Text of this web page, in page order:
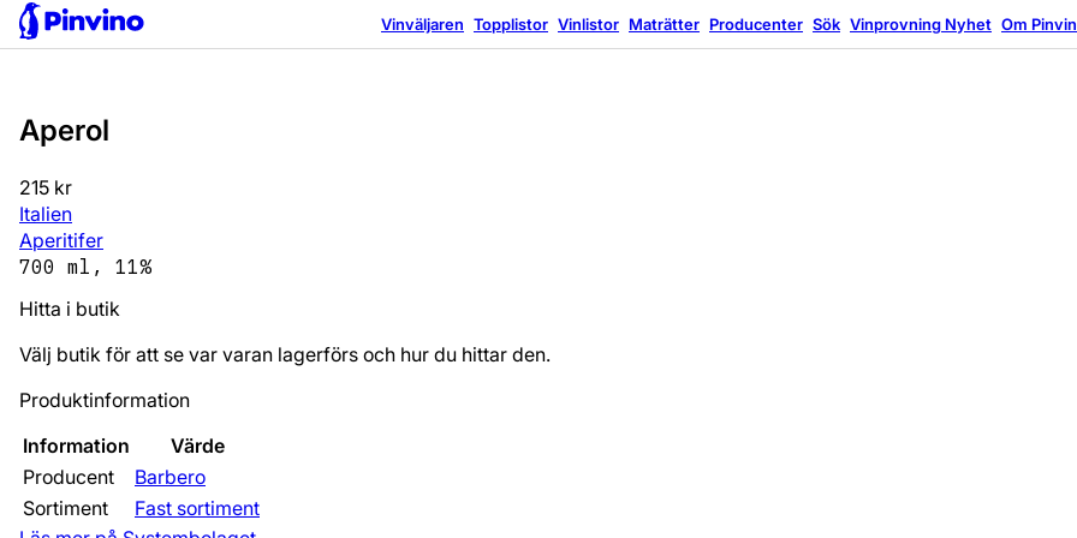
Vinväljaren Topplistor Vinlistor Maträtter Producenter Sök Vinprovning Nyhet Om
Aperol
215 kr
Italien
Aperitifer
700 ml, 11%
Hitta i butik
Välj butik för att se var varan lagerförs och hur du hittar den.
Produktinformation
Information
Värde
Producent
Barbero
Sortiment
Fast sortiment